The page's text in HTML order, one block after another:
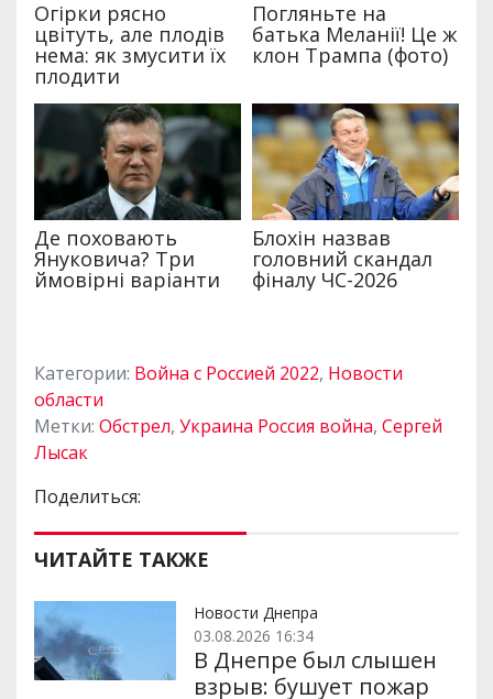
Категории: Война с Россией 2022, Новости
области
Метки: Обстрел, Украина Россия война, Сергей
Лысак
Поделиться:
ЧИТАЙТЕ ТАКЖЕ
Новости Днепра
03.08.2026 16:34
В Днепре был слышен
взрыв: бушует пожар